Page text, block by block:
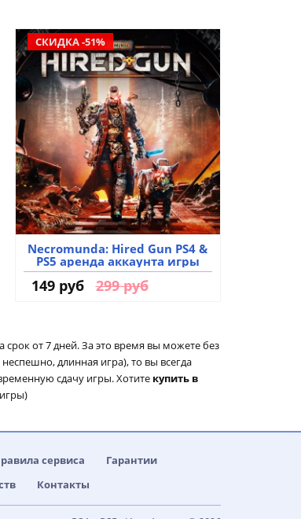
СКИДКА -51%
Necromunda: Hired Gun PS4 &
PS5 аренда аккаунта игры
149 руб 299 руб
срок от 7 дней. За это время вы можете без
длинная игра), то вы всегда
сдачу игры. Хотите купить в
сервиса
Гарантии
Контакты